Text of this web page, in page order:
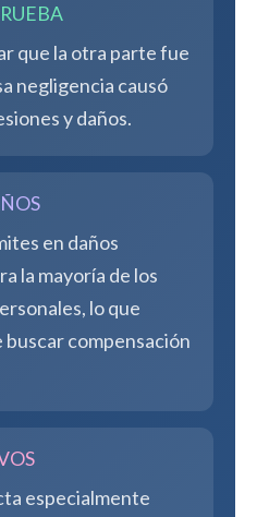
que la otra parte fue
negligencia causó
y daños.
en daños
la mayoría de los
lo que
compensación
especialmente